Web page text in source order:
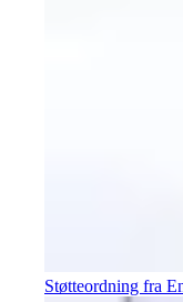
Støtteordning fra